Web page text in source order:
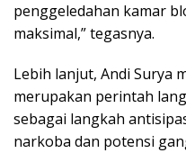
penggeledahan kamar
maksimal,” tegasnya.
Lebih lanjut, Andi Surya
merupakan perintah
sebagai langkah
narkoba dan potensi